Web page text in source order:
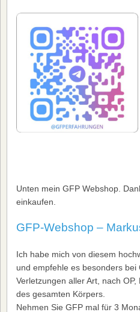
Unten mein GFP Webshop.
einkaufen.
GFP-Webshop –
Ich habe mich von diesem
und empfehle es besonders bei
Verletzungen aller Art, nach
des gesamten Körpers.
Nehmen Sie GFP mal für 3